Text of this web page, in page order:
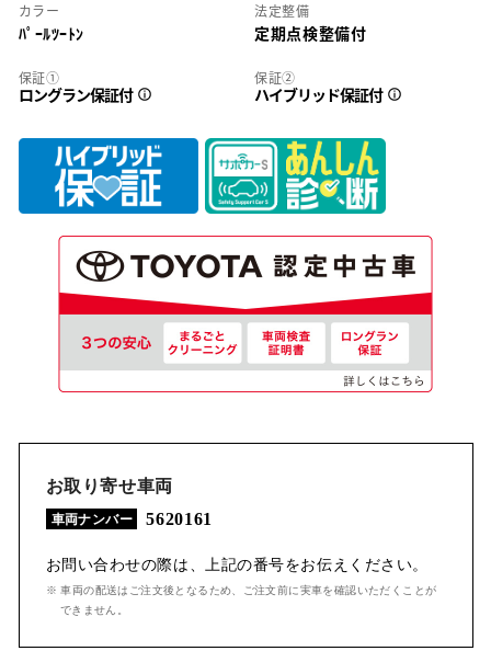
カラー
ﾊﾟｰﾙﾂｰﾄﾝ
法定整備
定期点検整備付
保証①
ロングラン保証付
保証②
ハイブリッド保証付
お取り寄せ車両
車両ナンバー 5620161
お問い合わせの際は、上記の番号をお伝えください。
※ 車両の配送はご注文後となるため、ご注文前に実車を確認いただくことが
できません。